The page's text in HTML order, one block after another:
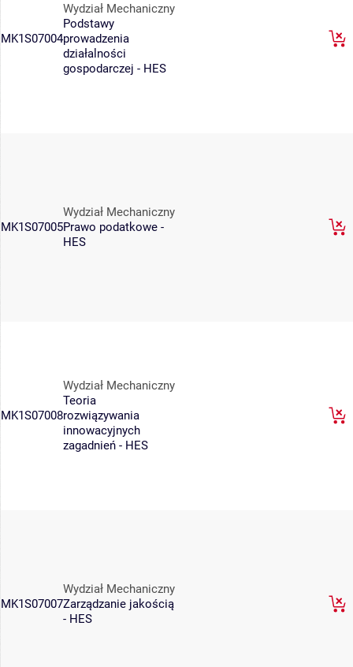
MK1S07004
Wydział Mechaniczny
Podstawy
prowadzenia
działalności
gospodarczej - HES
MK1S07005
Wydział Mechaniczny
Prawo podatkowe -
HES
MK1S07008
Wydział Mechaniczny
Teoria
rozwiązywania
innowacyjnych
zagadnień - HES
MK1S07007
Wydział Mechaniczny
Zarządzanie jakością
- HES